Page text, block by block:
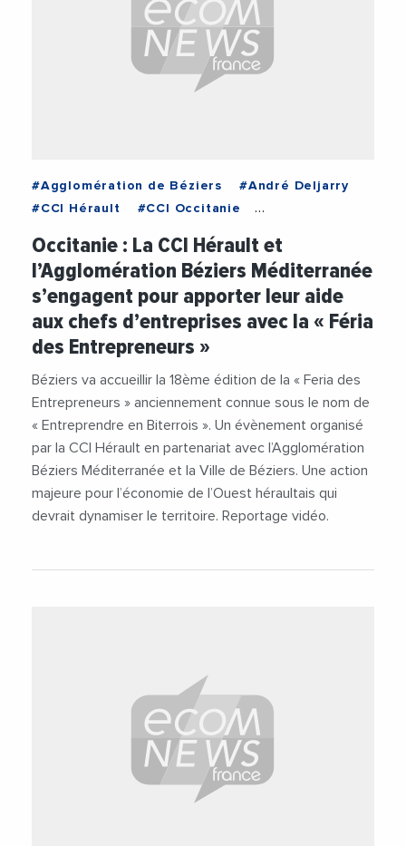
#Agglomération de Béziers
#André Deljarry
#CCI Hérault
#CCI Occitanie
#Économie
#Emploi
#Entrepreneuriat
#Entrepreneurs
#Féria des Entrepreneurs
#Financement
#Innovation
#Juristes
#Notaires
#Robert Ménard
#Vidéos
#Vie des entreprises
Occitanie : La CCI Hérault et
l’Agglomération Béziers Méditerranée
s’engagent pour apporter leur aide
aux chefs d’entreprises avec la « Féria
des Entrepreneurs »
Béziers va accueillir la 18ème édition de la « Feria des
Entrepreneurs » anciennement connue sous le nom de
« Entreprendre en Biterrois ». Un évènement organisé
par la CCI Hérault en partenariat avec l’Agglomération
Béziers Méditerranée et la Ville de Béziers. Une action
majeure pour l’économie de l’Ouest héraultais qui
devrait dynamiser le territoire. Reportage vidéo.